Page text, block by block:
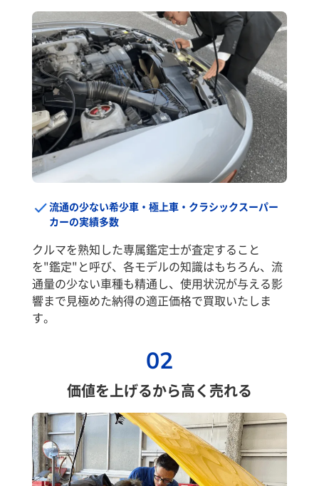
流通の少ない希少車・極上車・クラシックスーパー
カーの実績多数
クルマを熟知した専属鑑定士が査定すること
を"鑑定"と呼び、各モデルの知識はもちろん、流
通量の少ない車種も精通し、使用状況が与える影
響まで見極めた納得の適正価格で買取いたしま
す。
02
価値を上げるから高く売れる